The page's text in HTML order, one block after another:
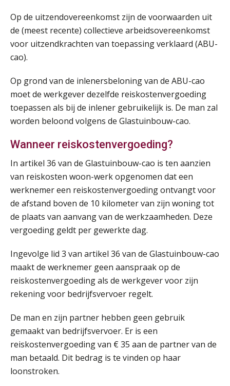
Op de uitzendovereenkomst zijn de voorwaarden uit
de (meest recente) collectieve arbeidsovereenkomst
voor uitzendkrachten van toepassing verklaard (ABU-
cao).
Op grond van de inlenersbeloning van de ABU-cao
moet de werkgever dezelfde reiskostenvergoeding
toepassen als bij de inlener gebruikelijk is. De man zal
worden beloond volgens de Glastuinbouw-cao.
Wanneer reiskostenvergoeding?
In artikel 36 van de Glastuinbouw-cao is ten aanzien
van reiskosten woon-werk opgenomen dat een
werknemer een reiskostenvergoeding ontvangt voor
de afstand boven de 10 kilometer van zijn woning tot
de plaats van aanvang van de werkzaamheden. Deze
vergoeding geldt per gewerkte dag.
Ingevolge lid 3 van artikel 36 van de Glastuinbouw-cao
maakt de werknemer geen aanspraak op de
reiskostenvergoeding als de werkgever voor zijn
rekening voor bedrijfsvervoer regelt.
De man en zijn partner hebben geen gebruik
gemaakt van bedrijfsvervoer. Er is een
reiskostenvergoeding van € 35 aan de partner van de
man betaald. Dit bedrag is te vinden op haar
loonstroken.
11
Markus Verbeek Praehep
14
AUG
HBO Programma Manager Payroll Services & Benefits
Markus Verbeek Praehep